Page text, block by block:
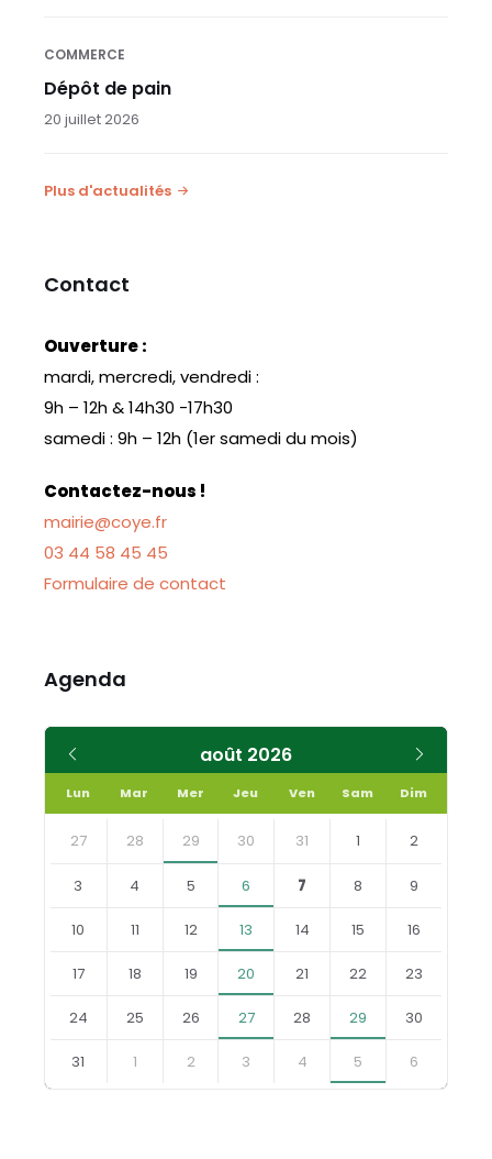
COMMERCE
Dépôt de pain
20 juillet 2026
Plus d'actualités
Contact
Ouverture :
mardi, mercredi, vendredi :
9h – 12h & 14h30 -17h30
samedi : 9h – 12h (1er samedi du mois)
Contactez-nous !
mairie@coye.fr
03 44 58 45 45
Formulaire de contact
Agenda
août 2026
précédent
Lun Mar Mer Jeu Ven Sam Dim
Skip
calendar
27 28 29 30 31 1 2
3 4 5 6 7 8 9
10 11 12 13 14 15 16
17 18 19 20 21 22 23
24 25 26 27 28 29 30
31 1 2 3 4 5 6
Retourner